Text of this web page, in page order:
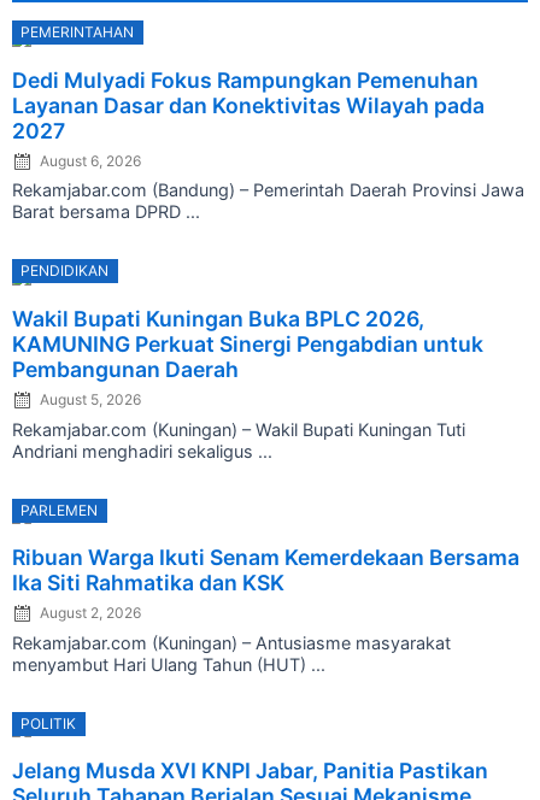
PEMERINTAHAN
Dedi Mulyadi Fokus Rampungkan Pemenuhan
Layanan Dasar dan Konektivitas Wilayah pada
2027
on
August 6, 2026
Rekamjabar.com (Bandung) – Pemerintah Daerah Provinsi Jawa
Barat bersama DPRD ...
PENDIDIKAN
Wakil Bupati Kuningan Buka BPLC 2026,
KAMUNING Perkuat Sinergi Pengabdian untuk
Pembangunan Daerah
on
August 5, 2026
Rekamjabar.com (Kuningan) – Wakil Bupati Kuningan Tuti
Andriani menghadiri sekaligus ...
PARLEMEN
Ribuan Warga Ikuti Senam Kemerdekaan Bersama
Ika Siti Rahmatika dan KSK
on
August 2, 2026
Rekamjabar.com (Kuningan) – Antusiasme masyarakat
menyambut Hari Ulang Tahun (HUT) ...
POLITIK
Jelang Musda XVI KNPI Jabar, Panitia Pastikan
on